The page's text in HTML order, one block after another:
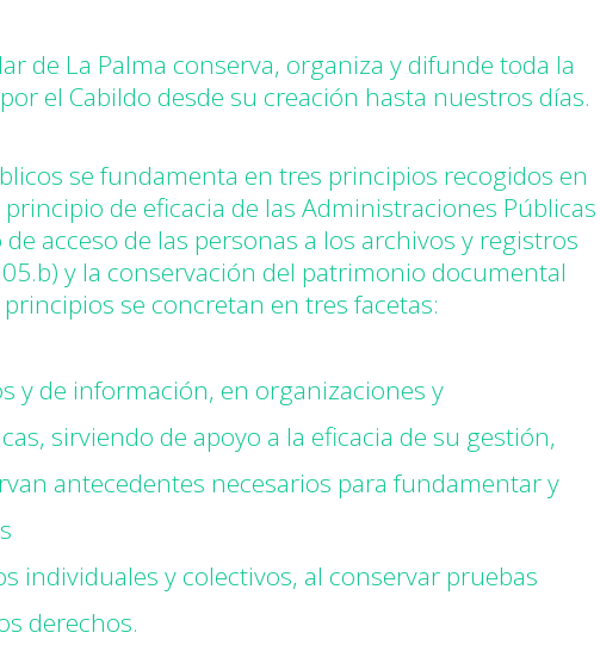
development
Press room
de La Palma conserva, organiza y difunde toda la
el Cabildo desde su creación hasta nuestros días.
se fundamenta en tres principios recogidos en
de eficacia de las Administraciones Públicas
acceso de las personas a los archivos y registros
y la conservación del patrimonio documental
se concretan en tres facetas:
y de información, en organizaciones y
sirviendo de apoyo a la eficacia de su gestión,
antecedentes necesarios para fundamentar y
individuales y colectivos, al conservar pruebas
derechos.